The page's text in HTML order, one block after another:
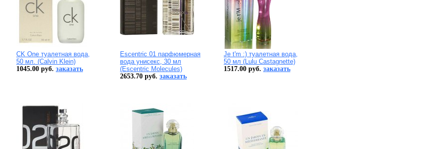
CK One туалетная вода,
50 мл. (Calvin Klein)
1045.00 руб. заказать
Escentric 01 парфюмерная
вода унисекс, 30 мл
(Escentric Molecules)
2653.70 руб. заказать
Je t'm :) туалетная вода,
50 мл (Lulu Castagnette)
1517.00 руб. заказать